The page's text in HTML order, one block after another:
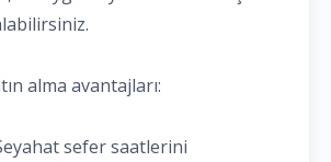
alma avantajları:
sefer saatlerini